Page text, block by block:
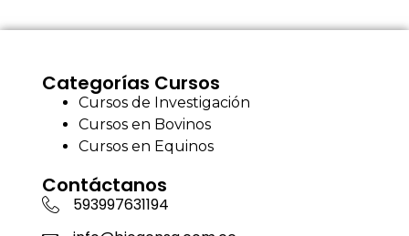
Categorías Cursos
Cursos de Investigación
Cursos en Bovinos
Cursos en Equinos
Contáctanos
593997631194